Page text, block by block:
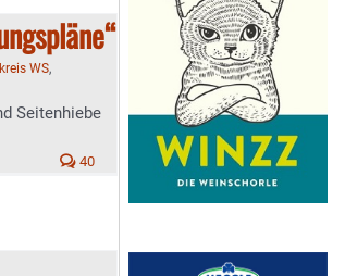
WS,
Seitenhiebe
40